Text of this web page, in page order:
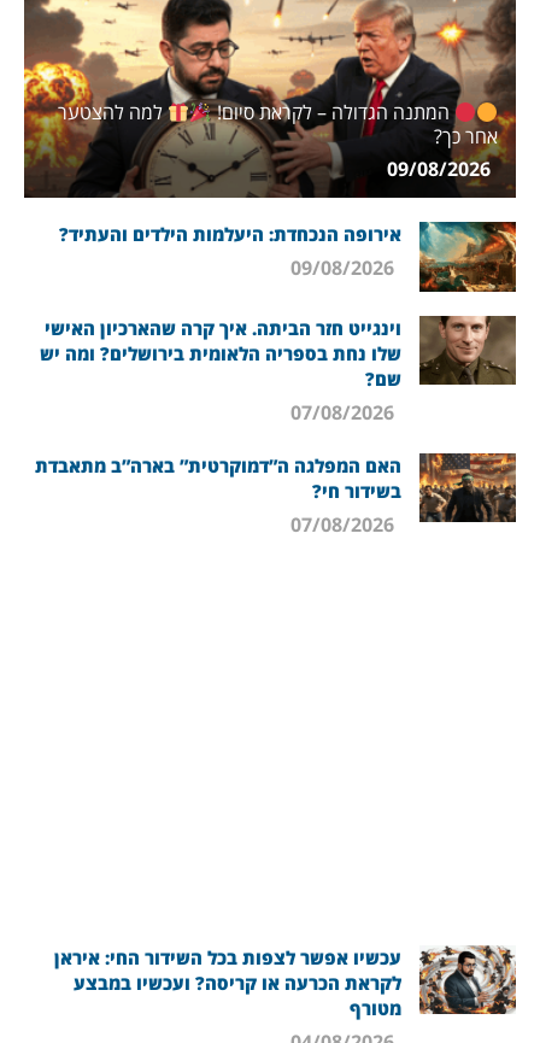
המתנה הגדולה – לקראת סיום!
למה להצטער
אחר כך?
אירופה הנכחדת: היעלמות הילדים והעתיד?
וינגייט חזר הביתה. איך קרה שהארכיון האישי
שלו נחת בספריה הלאומית בירושלים? ומה יש
שם?
האם המפלגה ה”דמוקרטית” בארה”ב מתאבדת
בשידור חי?
עכשיו אפשר לצפות בכל השידור החי: איראן
לקראת הכרעה או קריסה? ועכשיו במבצע
מטורף